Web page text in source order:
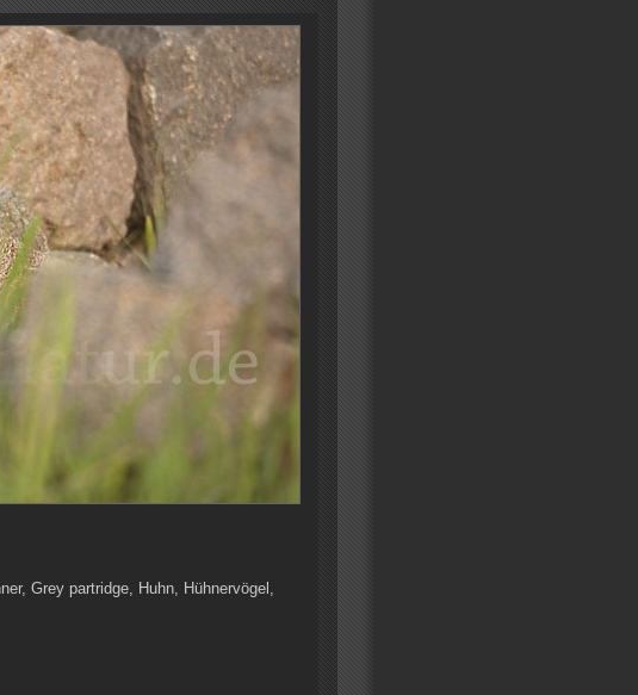
Grey partridge, Huhn, Hühnervögel,